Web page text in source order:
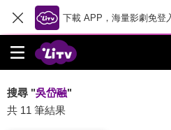
下載 APP，海量影劇免登
搜尋 "吳岱融"
共 11 筆結果